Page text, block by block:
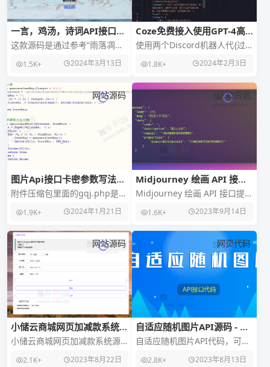
一言，鸡汤，诗词API接口支
持投稿源码
这款源码是通过参考“雨落凋殇”
重新编写的，完善了后台各项
1.5K+ 2024年3月13日
Coze免费接入使用GPT-4高
级模型的API功能
使用两个Discord机器人代{过}
GPT-4高级模型的API功能 C
1.8K+ 2024年2月3日
网站源码
图片Api接口卡密参数写法示
例源码（纯本地）
附件压缩包里面的gqj.php是调
（生成的卡密也是本地）所以
1.9K+ 2024年1月21日
活动资讯
Midjourney 绘画 API 接口
支持多种绘画功能
Midjourney 绘画 API 接口提供
画、图生文和绘画变换请求，
1.6K+ 2023年9月14日
网站源码
小储云商城网页加减款系统源
码
小储云商城网页加减款系统源
款系统，可以帮助网站管理员
2.1K+ 2023年8月22日
网页代码
自适应随机图片API源码 - 根
据用户设备进行判断
自适应随机图片API代码，可以
应的图片。你只需要将图片存
2.8K+ 2023年8月13日